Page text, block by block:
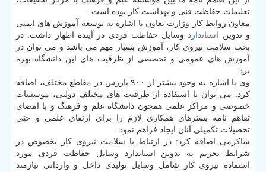
تعلیمات حفاظت فنی و بهداشت کار بوده است.
معاون روابط کار وزارت تعاون با اشاره به توسعه آموزش های ایمنی
و تدوین
استانداردوسایل حفاظت فردی در آینده اظهار داشت: در
بحث سلامت نیروی کار، آموزش بسیار مهم می باشد و می توان در
آموزش های عمومی و تخصصی از ظرفیت های این دانشگاه بهره
برد.
وی با اشاره به وجود بیشتر از ۹۰۰ بازرس در مقاطع مختلف، اضافه
کرد: می توان با استفاده از ظرفیت های مختلف دولتی، موسسات
خصوصی و مراکز علمی همچون دانشگاه علم و فرهنگ و با امضای
تفاهم نامه بسترهای همکاری لازم را برای ارتقای علمی و حتی
تحصیلات تکمیلی آنان ایجاد فراهم نمود.
شاکرمی اضافه کرد: در ارتباط با سلامت نیروی کار بخصوص در
شرایط تحریم به تدوین استاندارد وسایل حفاظت فردی مورد
استفاده نیروی کار شامل وسایل تولیدی داخل و وارداتی نیازمند